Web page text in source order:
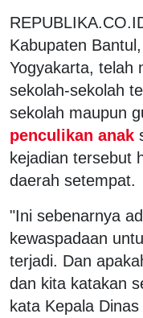
Kabupaten
Yogyakarta, telah
sekolah-sekolah
sekolah maupun
penculikan anak
kejadian tersebut
daerah setempat.
"Ini sebenarnya
kewaspadaan
terjadi. Dan
dan kita katakan
kata Kepala